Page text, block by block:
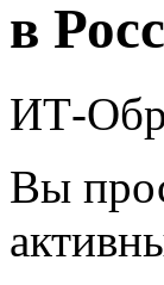
в
ИТ-
Вы